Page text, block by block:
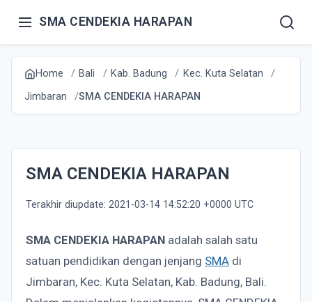
SMA CENDEKIA HARAPAN
Home Bali Kab. Badung
Kec. Kuta Selatan
Jimbaran
SMA CENDEKIA HARAPAN
SMA CENDEKIA HARAPAN
Terakhir diupdate: 2021-03-14 14:52:20 +0000 UTC
SMA CENDEKIA HARAPAN adalah salah satu
satuan pendidikan dengan jenjang SMA di
Jimbaran, Kec. Kuta Selatan, Kab. Badung, Bali.